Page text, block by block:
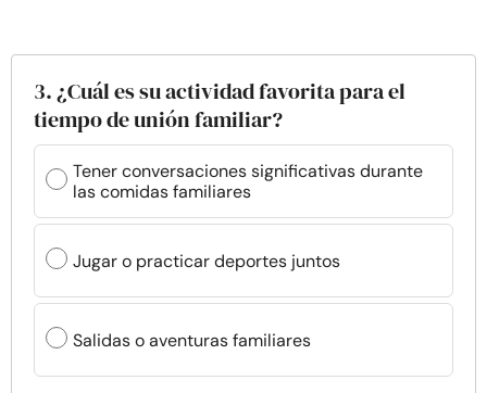
3. ¿Cuál es su actividad favorita para el
tiempo de unión familiar?
Tener conversaciones significativas durante
las comidas familiares
Jugar o practicar deportes juntos
Salidas o aventuras familiares